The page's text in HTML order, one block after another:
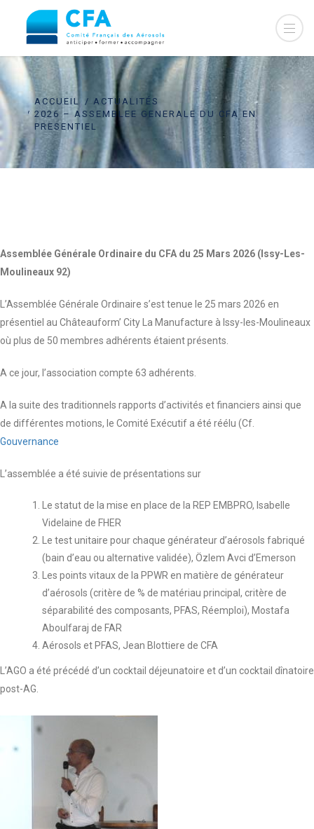
ACCUEIL
ACTUALITÉS
2026 – ASSEMBLEE GENERALE DU CFA EN
PRESENTIEL
Assemblée Générale Ordinaire du CFA du 25 Mars 2026 (Issy-Les-
Moulineaux 92)
L’Assemblée Générale Ordinaire s’est tenue le 25 mars 2026 en
présentiel au Châteauform’ City La Manufacture à Issy-les-Moulineaux
où plus de 50 membres adhérents étaient présents.
A ce jour, l’association compte 63 adhérents.
A la suite des traditionnels rapports d’activités et financiers ainsi que
de différentes motions, le Comité Exécutif a été réélu (Cf.
Gouvernance
L’assemblée a été suivie de présentations sur
Le statut de la mise en place de la REP EMBPRO, Isabelle
Videlaine de FHER
Le test unitaire pour chaque générateur d’aérosols fabriqué
(bain d’eau ou alternative validée), Özlem Avci d’Emerson
Les points vitaux de la PPWR en matière de générateur
d’aérosols (critère de % de matériau principal, critère de
séparabilité des composants, PFAS, Réemploi), Mostafa
Aboulfaraj de FAR
Aérosols et PFAS, Jean Blottiere de CFA
L’AGO a été précédé d’un cocktail déjeunatoire et d’un cocktail dînatoire
post-AG.